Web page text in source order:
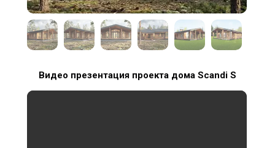
Видео презентация проекта дома Scandi S